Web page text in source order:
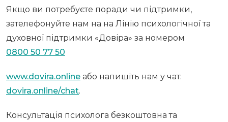
Якщо ви потребуєте поради чи підтримки,
зателефонуйте нам на на Лінію психологічної та
духовної підтримки «Довіра» за номером
0800 50 77 50
www.dovira.online або напишіть нам у чат:
dovira.online/chat.
Консультація психолога безкоштовна та